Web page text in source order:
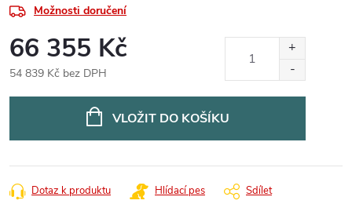
Možnosti doručení
66 355 Kč
54 839 Kč bez DPH
VLOŽIT DO KOŠÍKU
Dotaz k produktu Hlídací pes Sdílet